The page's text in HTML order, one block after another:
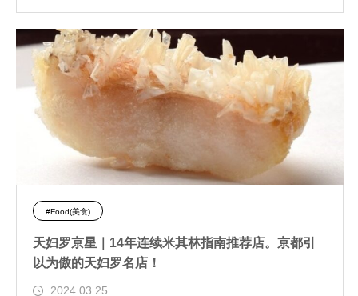
#Food(美食)
天妇罗京星｜14年连续米其林指南推荐店。京都引
以为傲的天妇罗名店！
2024.03.25